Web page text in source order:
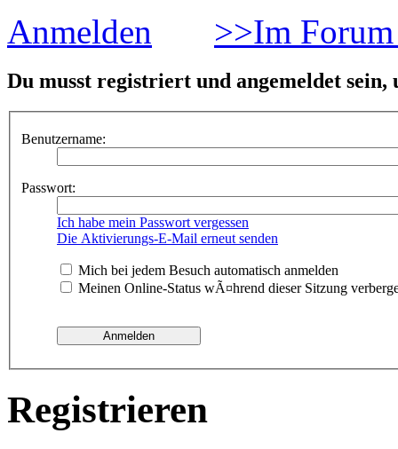
Anmelden >>Im
Du musst registriert und angemeldet sein,
Benutzername:
Passwort:
Ich habe mein Passwort vergessen
Die Aktivierungs-E-Mail erneut senden
Mich bei jedem Besuch automatisch anmelden
Meinen Online-Status wÃ¤hrend dieser Sitzung
Registrieren